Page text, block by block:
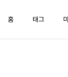
홈 태그